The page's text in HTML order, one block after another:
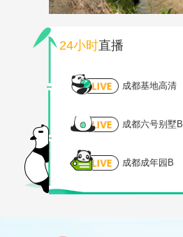
24小时直播
成都基地高清
成都六号别墅B
成都成年园B